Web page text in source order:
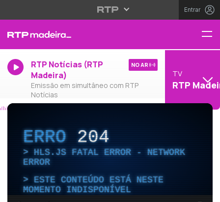
Entrar
RTP Notícias (RTP
Madeira)
Emissão em simultâneo com RTP
Notícias
NO AR
TV
RTP
ERRO204
HLS.JS FATAL ERROR - NETWORK
ERROR
ESTE CONTEÚDO ESTÁ NESTE
MOMENTO INDISPONÍVEL